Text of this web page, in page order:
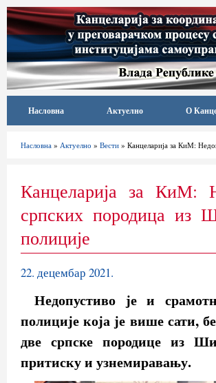
Насловна Актуелно О
Насловна » Актуелно » Вести » Канцеларија за КиМ:
Канцеларија за КиМ:
српских породица из
полиције
22. децембар 2021.
Недопустиво је и
полиције која је више сати,
две српске породице из
притиску и узнемиравању.